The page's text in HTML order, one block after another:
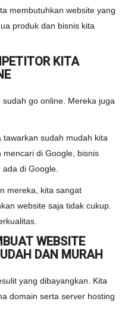
membutuhkan website yang
produk dan bisnis kita
KITA
go online. Mereka juga
sudah mudah kita
di Google, bisnis
di Google.
mereka, kita sangat
website saja tidak cukup.
WEBSITE
DAN MURAH
yang dibayangkan. Kita
domain serta server hosting